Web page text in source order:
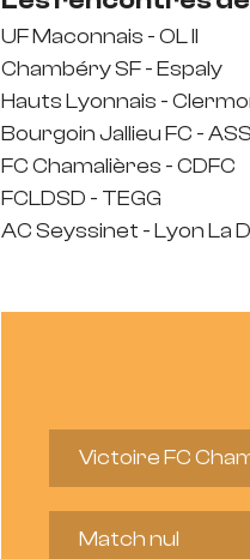
UF Maconnais - OL II
Chambéry SF - Espaly
Hauts Lyonnais -
Bourgoin Jallieu FC -
FC Chamalières - CDFC
FCLDSD - TEGG
AC Seyssinet - Lyon La
Victoire FC
Match nul